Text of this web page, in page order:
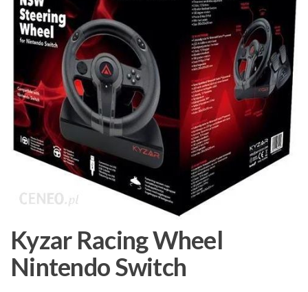
Kyzar Racing Wheel
Nintendo Switch